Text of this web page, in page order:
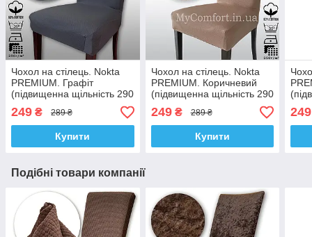
Чохол на стілець. Nokta
PREMIUM. Графіт
(підвищенна щільність 290
249 ₴ 289 ₴
Купити
Чохол на стілець. Nokta
PREMIUM. Коричневий
(підвищенна щільність 290
249₴ 289 ₴
Купити
249
Подібні товари компанії